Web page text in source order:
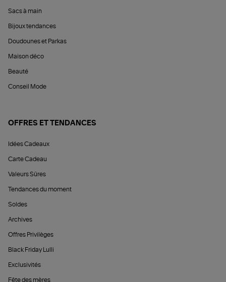
Sacs à main
Bijoux tendances
Doudounes et Parkas
Maison déco
Beauté
Conseil Mode
OFFRES ET TENDANCES
Idées Cadeaux
Carte Cadeau
Valeurs Sûres
Tendances du moment
Soldes
Archives
Offres Privilèges
Black Friday Lulli
Exclusivités
Fête des mères